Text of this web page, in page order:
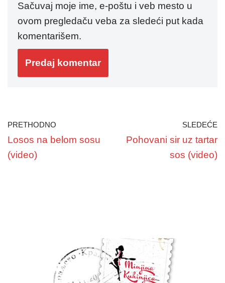
Sačuvaj moje ime, e-poštu i veb mesto u
ovom pregledaču veba za sledeći put kada
komentarišem.
PRETHODNO
Losos na belom sosu
(video)
SLEDEĆE
Pohovani sir uz tartar
sos (video)